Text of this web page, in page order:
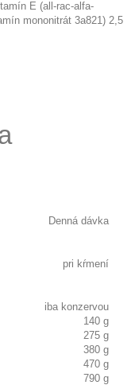
E (all-rac-alfa-
mononitrát 3a821) 2,5
Denná dávka
pri kŕmení
iba konzervou
140 g
275 g
380 g
470 g
790 g